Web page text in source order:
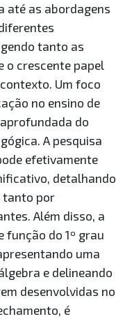
até as abordagens
tanto as
o crescente papel
Um foco
no ensino de
do
A pesquisa
efetivamente
detalhando
tanto por
Além disso, a
função do 1º grau
uma
e delineando
desenvolvidas no
é